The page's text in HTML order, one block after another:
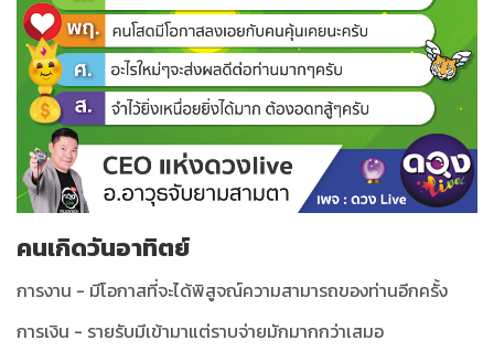
คนเกิดวันอาทิตย์
การงาน - มีโอกาสที่จะได้พิสูจณ์ความสามารถของท่านอีกครั้ง
การเงิน - รายรับมีเข้ามาแต่ราบจ่ายมักมากกว่าเสมอ